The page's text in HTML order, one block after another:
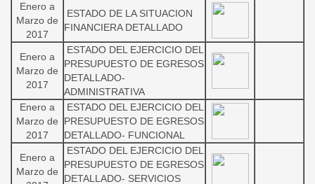
Enero a
Marzo de
2017
ESTADO DE LA SITUACION
FINANCIERA DETALLADO
Enero a
Marzo de
2017
ESTADO DEL EJERCICIO DEL
PRESUPUESTO DE EGRESOS
DETALLADO-
ADMINISTRATIVA
Enero a
Marzo de
2017
ESTADO DEL EJERCICIO DEL
PRESUPUESTO DE EGRESOS
DETALLADO- FUNCIONAL
Enero a
Marzo de
ESTADO DEL EJERCICIO DEL
PRESUPUESTO DE EGRESOS
DETALLADO- SERVICIOS